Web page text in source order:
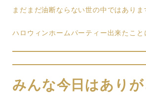
まだまだ油断ならない世の中ではありま
ハロウィンホームパーティー出来たこと
みんな今日はありが